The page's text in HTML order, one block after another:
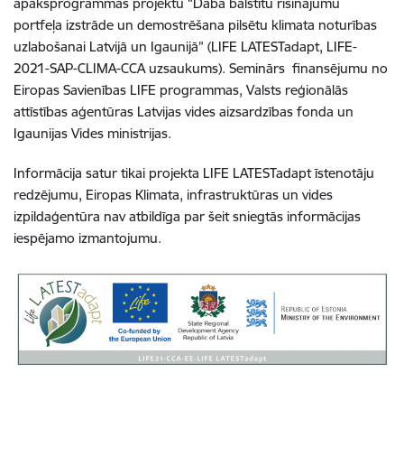
portfeļa izstrāde un demostrēšana pilsētu klimata noturības
uzlabošanai Latvijā un Igaunijā” (LIFE LATESTadapt, LIFE-
2021-SAP-CLIMA-CCA uzsaukums). Seminārs finansējumu no
Eiropas Savienības LIFE programmas, Valsts reģionālās
attīstības aģentūras Latvijas vides aizsardzības fonda un
Igaunijas Vides ministrijas.
Informācija satur tikai projekta LIFE LATESTadapt īstenotāju
redzējumu, Eiropas Klimata, infrastruktūras un vides
izpildaģentūra nav atbildīga par šeit sniegtās informācijas
iespējamo izmantojumu.